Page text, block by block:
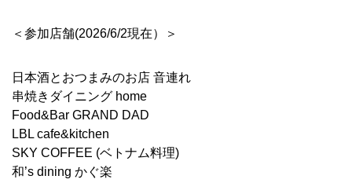
＜参加店舗(2026/6/2現在）＞
日本酒とおつまみのお店 音連れ
串焼きダイニング home
Food&Bar GRAND DAD
LBL cafe&kitchen
SKY COFFEE (ベトナム料理)
和’s dining かぐ楽